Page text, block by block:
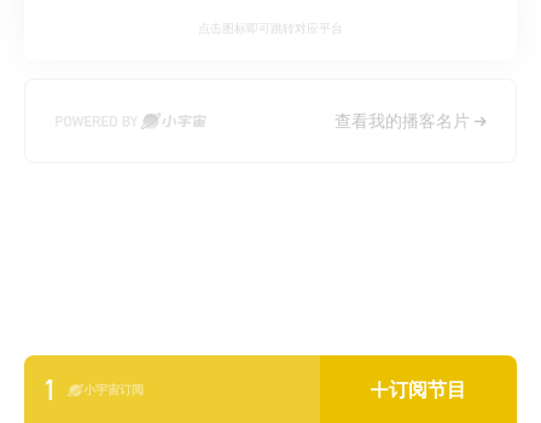
点击图标即可跳转对应平台
查看我的播客名片
1 小宇宙订阅 订阅节目